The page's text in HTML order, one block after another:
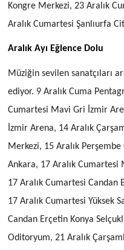
Kongre Merkezi, 23 Aralık
Aralık Cumartesi Şanlıurfa
Aralık Ayı Eğlence Dolu
Müziğin sevilen sanatçıları
ediyor. 9 Aralık Cuma
Cumartesi Mavi Gri İzmir
İzmir Arena, 14 Aralık
Merkezi, 15 Aralık
Ankara, 17 Aralık Cumartesi
17 Aralık Cumartesi Candan
17 Aralık Cumartesi Yüksek
Candan Erçetin Konya
Oditoryum, 21 Aralık